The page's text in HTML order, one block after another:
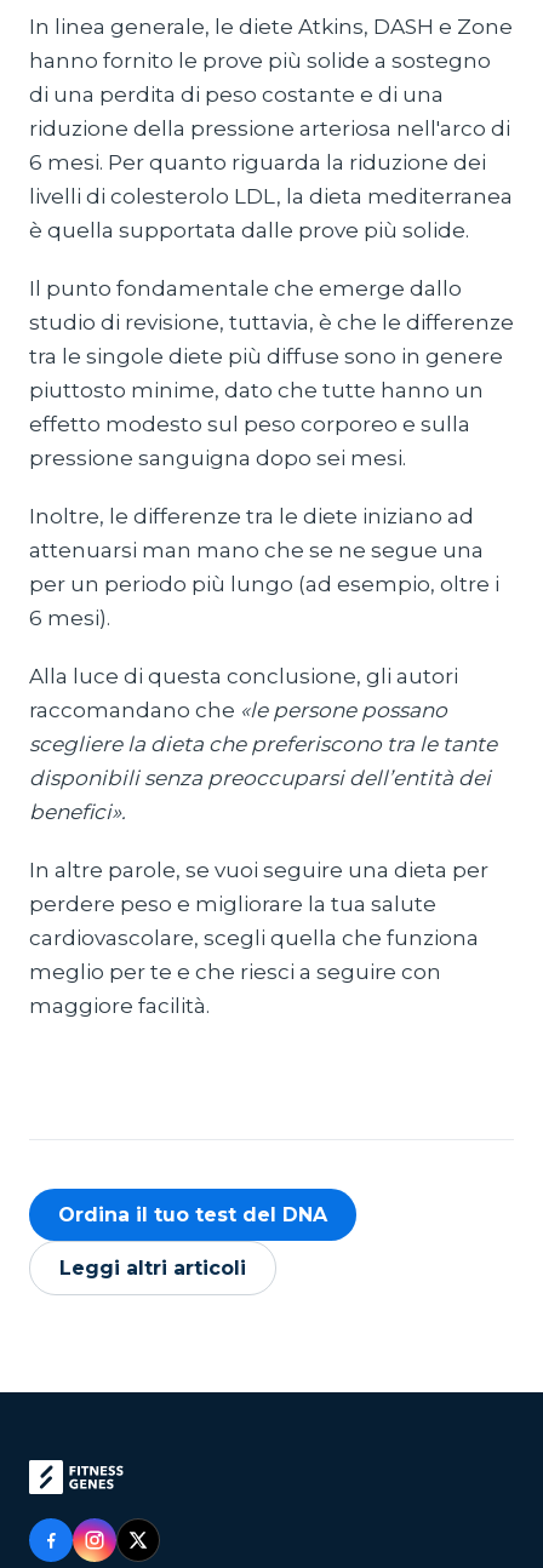
In linea generale, le diete Atkins, DASH e Zone
hanno fornito le prove più solide a sostegno
di una perdita di peso costante e di una
riduzione della pressione arteriosa nell'arco di
6 mesi. Per quanto riguarda la riduzione dei
livelli di colesterolo LDL, la dieta mediterranea
è quella supportata dalle prove più solide.
Il punto fondamentale che emerge dallo
studio di revisione, tuttavia, è che le differenze
tra le singole diete più diffuse sono in genere
piuttosto minime, dato che tutte hanno un
effetto modesto sul peso corporeo e sulla
pressione sanguigna dopo sei mesi.
Inoltre, le differenze tra le diete iniziano ad
attenuarsi man mano che se ne segue una
per un periodo più lungo (ad esempio, oltre i
6 mesi).
Alla luce di questa conclusione, gli autori
raccomandano che «le persone possano
scegliere la dieta che preferiscono tra le tante
disponibili senza preoccuparsi dell’entità dei
benefici».
In altre parole, se vuoi seguire una dieta per
perdere peso e migliorare la tua salute
cardiovascolare, scegli quella che funziona
meglio per te e che riesci a seguire con
maggiore facilità.
Ordina il tuo test del DNA
Leggi altri articoli